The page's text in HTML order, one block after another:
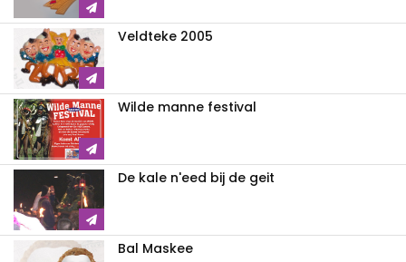
Veldteke 2005
Wilde manne festival
De kale n'eed bij de geit
Bal Maskee